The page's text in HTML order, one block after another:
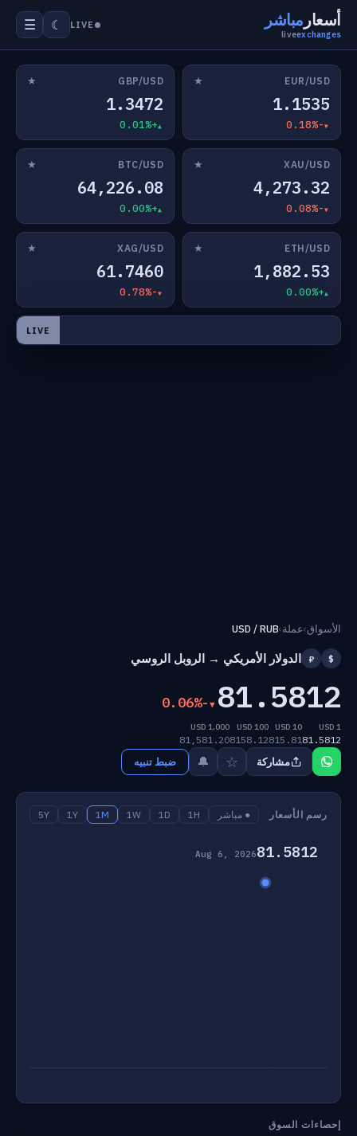
أسعار مباشر
liveexchanges
LIVE
☾
☰
EUR/USD
★
1.1535
-0.18%
GBP/USD
★
1.3472
+0.01%
XAU/USD
★
4,273.32
-0.08%
BTC/USD
★
64,226.08
+0.00%
ETH/USD
★
1,882.53
+0.00%
XAG/USD
★
61.7460
-0.78%
LIVE
الأسواق›عملة›
USD / RUB
$
₽ الدولار الأمريكي → الروبل الروسي
81.5812
-0.06%
1 USD
81.5812
10 USD
815.81
100 USD
8158.12
1,000 USD
81,581.20
مشاركة ☆
🔔 ضبط تنبيه
رسم الأسعار ● مباشر 1H
1D
1W
1M
1Y
5Y
81.5812
Aug 6, 2026
إحصاءات السوق